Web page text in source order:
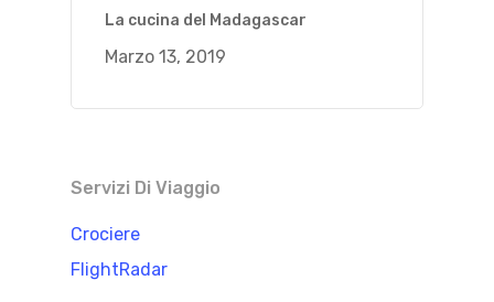
La cucina del Madagascar
Marzo 13, 2019
Servizi Di Viaggio
Crociere
FlightRadar